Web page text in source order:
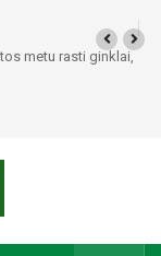
metu rasti ginklai,